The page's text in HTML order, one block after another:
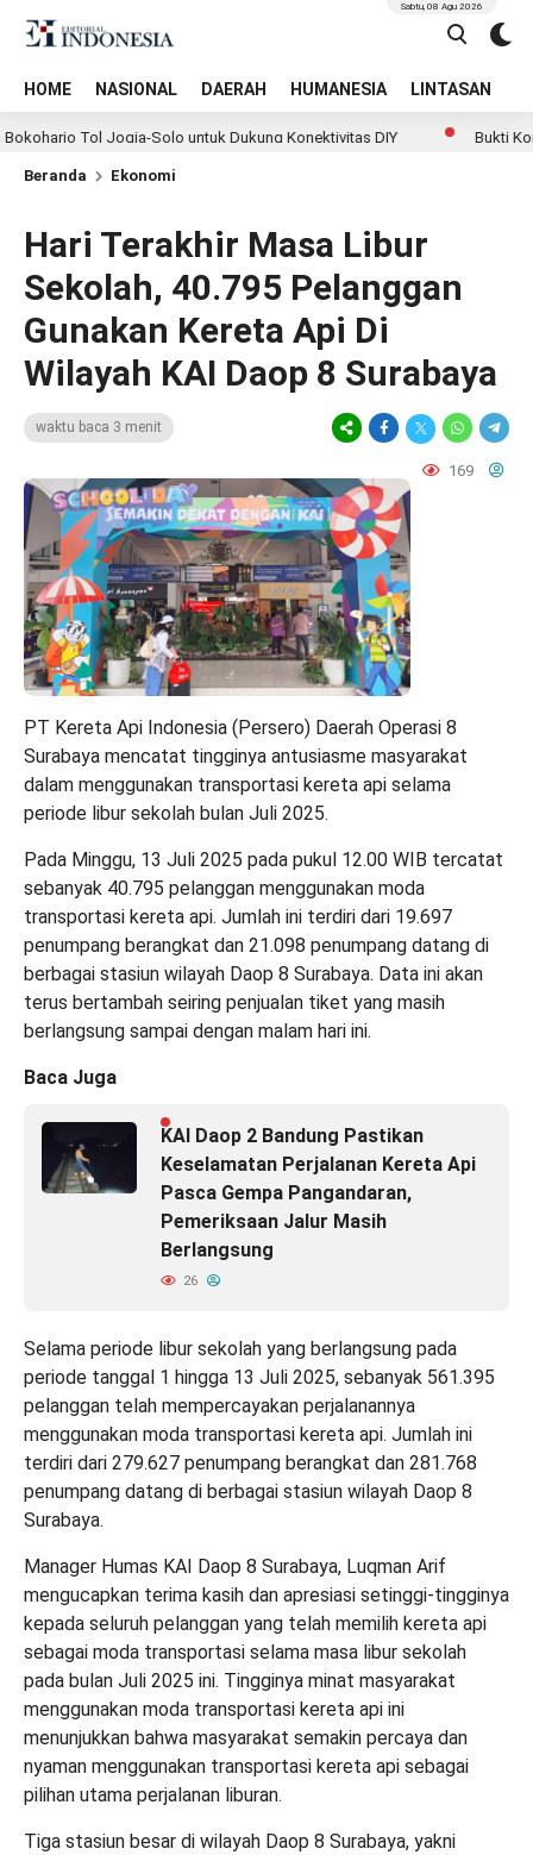
HOME NASIONAL DAERAH HUMANESIA LINTASAN
Sabtu, 08 Agu 2026
Tol Jogja-Solo untuk Dukung Konektivitas DIY Bukti
Beranda Ekonomi
Hari Terakhir Masa Libur
Sekolah, 40.795 Pelanggan
Gunakan Kereta Api Di
Wilayah KAI Daop 8 Surabaya
waktu baca 3 menit
169
PT Kereta Api Indonesia (Persero) Daerah Operasi 8
Surabaya mencatat tingginya antusiasme masyarakat
dalam menggunakan transportasi kereta api selama
periode libur sekolah bulan Juli 2025.
Pada Minggu, 13 Juli 2025 pada pukul 12.00 WIB tercatat
sebanyak 40.795 pelanggan menggunakan moda
transportasi kereta api. Jumlah ini terdiri dari 19.697
penumpang berangkat dan 21.098 penumpang datang di
berbagai stasiun wilayah Daop 8 Surabaya. Data ini akan
terus bertambah seiring penjualan tiket yang masih
berlangsung sampai dengan malam hari ini.
Baca Juga
KAI Daop 2 Bandung Pastikan
Keselamatan Perjalanan Kereta Api
Pasca Gempa Pangandaran,
Pemeriksaan Jalur Masih
Berlangsung
26
Selama periode libur sekolah yang berlangsung pada
periode tanggal 1 hingga 13 Juli 2025, sebanyak 561.395
pelanggan telah mempercayakan perjalanannya
menggunakan moda transportasi kereta api. Jumlah ini
terdiri dari 279.627 penumpang berangkat dan 281.768
penumpang datang di berbagai stasiun wilayah Daop 8
Surabaya.
Manager Humas KAI Daop 8 Surabaya, Luqman Arif
mengucapkan terima kasih dan apresiasi setinggi-tingginya
kepada seluruh pelanggan yang telah memilih kereta api
sebagai moda transportasi selama masa libur sekolah
pada bulan Juli 2025 ini. Tingginya minat masyarakat
menggunakan moda transportasi kereta api ini
menunjukkan bahwa masyarakat semakin percaya dan
nyaman menggunakan transportasi kereta api sebagai
pilihan utama perjalanan liburan.
Tiga stasiun besar di wilayah Daop 8 Surabaya, yakni